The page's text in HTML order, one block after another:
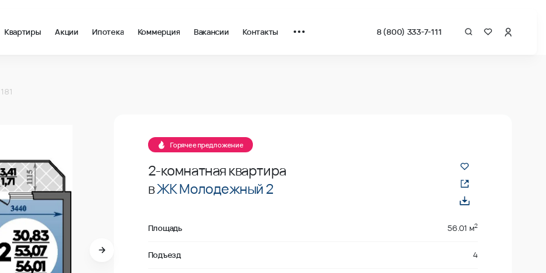
Квартиры Акции Ипотека Коммерция Вакансии Контакты 8 (800) 333-7-111
Горячее предложение
2-комнатная квартира
вЖК Молодежный 2
Площадь 56.01 м2
Подъезд 4